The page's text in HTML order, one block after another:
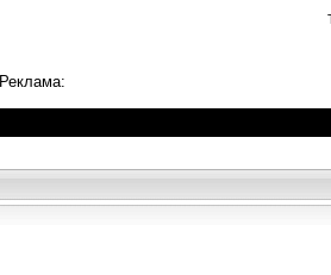
Реклама: